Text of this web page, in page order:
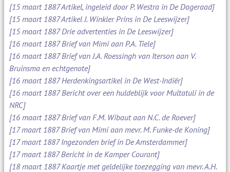
[15 maart 1887 Artikel, ingeleid door P. Westra in De Dageraad]
[15 maart 1887 Artikel J. Winkler Prins in De Leeswijzer]
[15 maart 1887 Drie advertenties in De Leeswijzer]
[16 maart 1887 Brief van Mimi aan P.A. Tiele]
[16 maart 1887 Brief van J.A. Roessingh van Iterson aan V.
Bruinsma en echtgenote]
[16 maart 1887 Herdenkingsartikel in De West-Indiër]
[16 maart 1887 Bericht over een huldeblijk voor Multatuli in de
NRC]
[16 maart 1887 Brief van F.M. Wibaut aan N.C. de Roever]
[17 maart 1887 Brief van Mimi aan mevr. M. Funke-de Koning]
[17 maart 1887 Ingezonden brief in De Amsterdammer]
[17 maart 1887 Bericht in de Kamper Courant]
[18 maart 1887 Kaartje met geldelijke toezegging van mevr. A.H.